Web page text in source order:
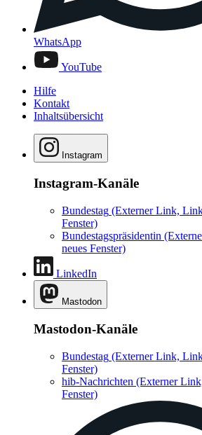
WhatsApp
YouTube
Hilfe
Kontakt
Inhaltsübersicht
Instagram
Instagram-Kanäle
Bundestag (Externer Link,
Fenster)
Bundestagspräsidentin
neues Fenster)
LinkedIn
Mastodon
Mastodon-Kanäle
Bundestag (Externer Link,
Fenster)
hib-Nachrichten (Externer
Fenster)